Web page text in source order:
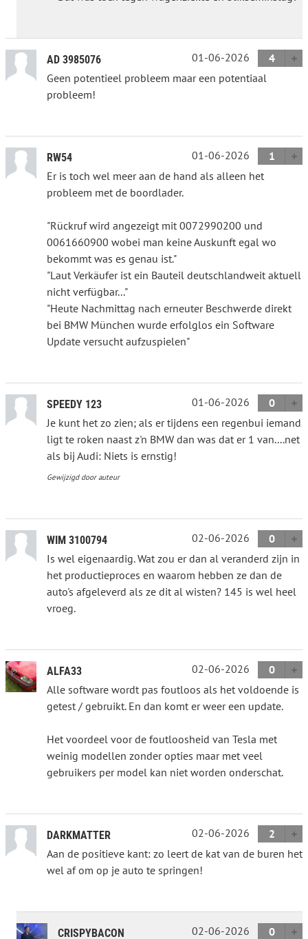
AD 3985076 01-06-2026
4
Geen potentieel probleem maar een potentiaal
probleem!
RW54 01-06-2026
1
Er is toch wel meer aan de hand als alleen het
probleem met de boordlader.
"Rückruf wird angezeigt mit 0072990200 und
0061660900 wobei man keine Auskunft egal wo
bekommt was es genau ist."
"Laut Verkäufer ist ein Bauteil deutschlandweit aktuell
nicht verfügbar..."
"Heute Nachmittag nach erneuter Beschwerde direkt
bei BMW München wurde erfolglos ein Software
Update versucht aufzuspielen"
SPEEDY 123 01-06-2026
0
Je kunt het zo zien; als er tijdens een regenbui iemand
ligt te roken naast z'n BMW dan was dat er 1 van....net
als bij Audi: Niets is ernstig!
Gewijzigd door auteur
WIM 3100794 02-06-2026
0
Is wel eigenaardig. Wat zou er dan al veranderd zijn in
het productieproces en waarom hebben ze dan de
auto's afgeleverd als ze dit al wisten? 145 is wel heel
vroeg.
ALFA33 02-06-2026
0
Alle software wordt pas foutloos als het voldoende is
getest / gebruikt. En dan komt er weer een update.
Het voordeel voor de foutloosheid van Tesla met
weinig modellen zonder opties maar met veel
gebruikers per model kan niet worden onderschat.
DARKMATTER 02-06-2026
2
Aan de positieve kant: zo leert de kat van de buren het
wel af om op je auto te springen!
CRISPYBACON 02-06-2026 0